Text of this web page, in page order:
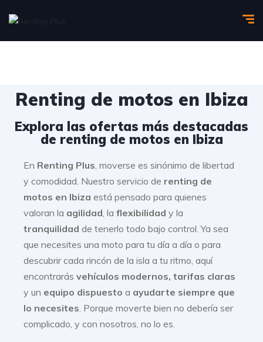
Renting de motos en Ibiza
Explora las ofertas más destacadas
de renting de motos en Ibiza
En Renting Plus, moverse es sinónimo de libertad
y comodidad. Nuestro servicio de renting de
motos en Ibiza está pensado para quienes
valoran la agilidad, la flexibilidad y la
tranquilidad de tenerlo todo bajo control. Ya sea
que necesites una moto para tu día a día o para
descubrir cada rincón de la isla a tu ritmo, aquí
encontrarás vehículos modernos, tarifas claras
y un equipo dispuesto a ayudarte siempre que
lo necesites. Porque moverte bien no debería ser
complicado, y con nosotros, no lo es.